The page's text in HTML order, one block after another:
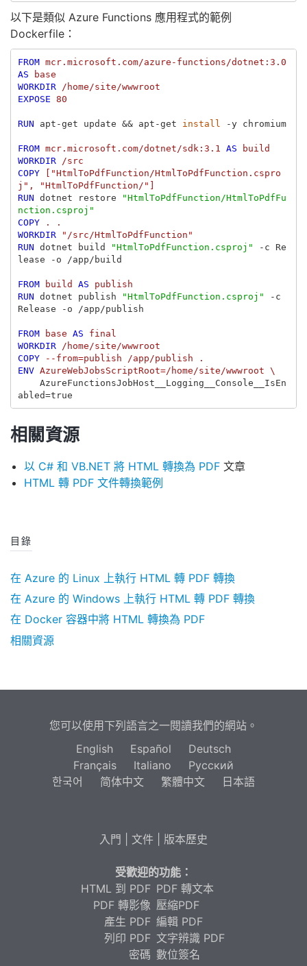
以下是類似 Azure Functions 應用程式的範例
Dockerfile：
FROM mcr.microsoft.com/azure-functions/dotnet:3.0
AS
base
WORKDIR /home/site/wwwroot
EXPOSE 80
RUN apt-get update && apt-get install -y chromium
FROM mcr.microsoft.com/dotnet/sdk:3.1 AS
build
WORKDIR /src
COPY ["HtmlToPdfFunction/HtmlToPdfFunction.cspro
j", "HtmlToPdfFunction/"]
RUN dotnet restore
"HtmlToPdfFunction/HtmlToPdfFu
nction.csproj"
COPY . .
WORKDIR "/src/HtmlToPdfFunction"
RUN dotnet build "HtmlToPdfFunction.csproj" -c Re
lease
-o /app/build
FROM build AS
publish
RUN dotnet publish "HtmlToPdfFunction.csproj"
-c
Release
-o /app/publish
FROM base AS
final
WORKDIR /home/site/wwwroot
COPY --from=publish /app/publish .
ENV AzureWebJobsScriptRoot=/home/site/wwwroot \
相關資源
以 C# 和 VB.NET 將 HTML 轉換為 PDF 文章
HTML 轉 PDF 文件轉換範例
目錄
在 Azure 的 Linux 上執行 HTML 轉 PDF 轉換
在 Azure 的 Windows 上執行 HTML 轉 PDF 轉換
在 Docker 容器中將 HTML 轉換為 PDF
相關資源
您可以使用下列語言之一閱讀我們的網站。
English
Español
Deutsch
Français
Italiano
Русский
한국어
简体中文 繁體中文 日本語
入門 文件 版本歷史
受歡迎的功能：
HTML 到 PDF
PDF 轉影像
產生 PDF
列印 PDF
密碼
PDF 轉文本
壓縮PDF
編輯 PDF
文字辨識 PDF
數位簽名